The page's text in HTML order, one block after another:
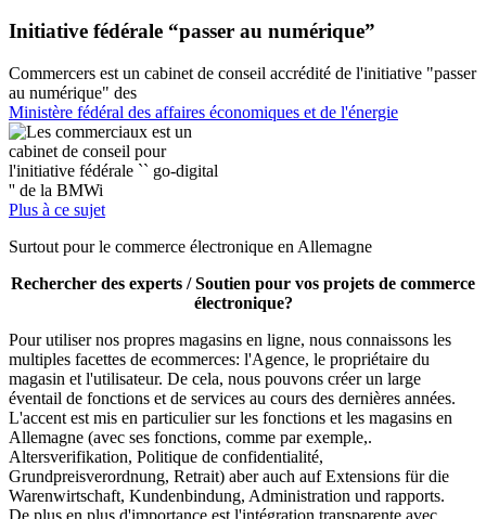
Initiative fédérale “passer au numérique”
Commercers est un cabinet de conseil accrédité de l'initiative "passer
au numérique" des
Ministère fédéral des affaires économiques et de l'énergie
Plus à ce sujet
Surtout pour le commerce électronique en Allemagne
Rechercher des experts / Soutien pour vos projets de commerce
électronique?
Pour utiliser nos propres magasins en ligne, nous connaissons les
multiples facettes de ecommerces: l'Agence, le propriétaire du
magasin et l'utilisateur. De cela, nous pouvons créer un large
éventail de fonctions et de services au cours des dernières années.
L'accent est mis en particulier sur les fonctions et les magasins en
Allemagne (avec ses fonctions, comme par exemple,.
Altersverifikation, Politique de confidentialité,
Grundpreisverordnung, Retrait) aber auch auf Extensions für die
Warenwirtschaft, Kundenbindung, Administration und rapports.
De plus en plus d'importance est l'intégration transparente avec